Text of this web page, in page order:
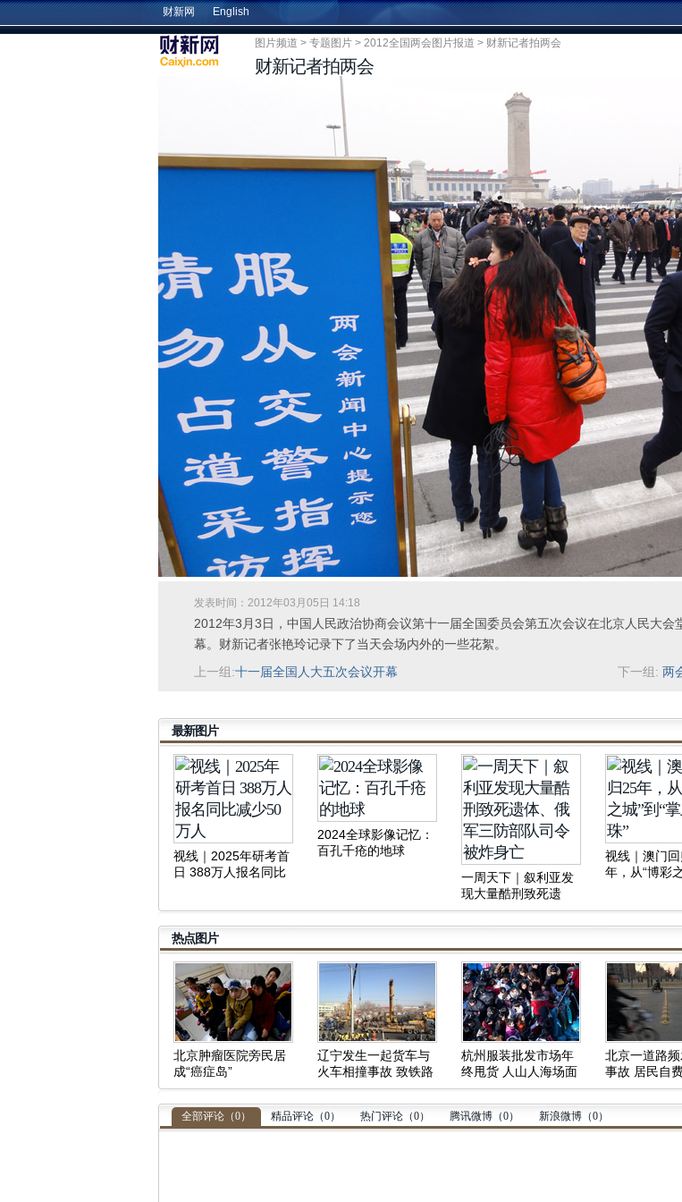
财新网 English
图片频道 > 专题图片 > 2012全国两会图片报道 > 财新记者拍两会
财新记者拍两会
发表时间：2012年03月05日 14:18
2012年3月3日，中国人民政治协商会议第十一届全国委员会第五次会议在北京人民大会
幕。财新记者张艳玲记录下了当天会场内外的一些花絮。
上一组:十一届全国人大五次会议开幕 下一组: 两
最新图片
视线｜2025年研考首
日 388万人报名同比
2024全球影像记忆：
百孔千疮的地球
一周天下｜叙利亚发
现大量酷刑致死遗
体、俄军三防部队司
令被炸身亡
视线｜澳门
年，从“博彩之
热点图片
北京肿瘤医院旁民居
成“癌症岛”
辽宁发生一起货车与
火车相撞事故 致铁路
中断
杭州服装批发市场年
终甩货 人山人海场面
壮观
北京一道路频
事故 居民自
带
全部评论（0） 精品评论（0） 热门评论（0） 腾讯微博（0） 新浪微博（0）